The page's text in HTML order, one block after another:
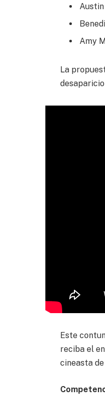
Amy
La
Este
reciba el
cineasta